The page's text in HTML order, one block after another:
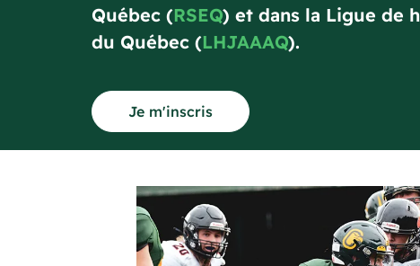
Québec (RSEQ) et dans la Ligue de
du Québec (LHJAAAQ).
Je m'inscris